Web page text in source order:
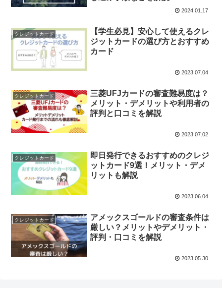
2024.01.17
クレジットカード
【学生必見】安心して使えるクレ
ジットカードの選び方とおすすめ
カード
2023.07.04
クレジットカード
三菱UFJカードの審査難易度は？
メリット・デメリットや利用者の
評判と口コミを解説
2023.07.02
クレジットカード
即日発行できるおすすめのクレジ
ットカード9選！メリット・デメ
リットも解説
2023.06.04
クレジットカード
アメックスゴールドの審査条件は
厳しい？メリットやデメリット・
評判・口コミを解説
2023.05.30